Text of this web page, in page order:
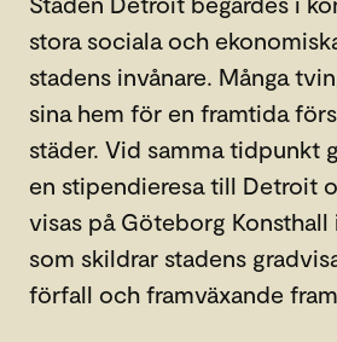
stora sociala och
stadens invånare. Många
sina hem för en framtida
städer. Vid samma tidpunkt
en stipendieresa till Detroit
visas på Göteborg Konsthall
som skildrar stadens
förfall och framväxande